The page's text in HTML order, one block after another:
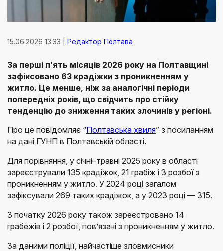
15.06.2026 13:33 | Редактор Полтава
За перші п’ять місяців 2026 року на Полтавщині
зафіксовано 63 крадіжки з проникненням у
житло. Це менше, ніж за аналогічні періоди
попередніх років, що свідчить про стійку
тенденцію до зниження таких злочинів у регіоні.
Про це повідомляє “Полтавська хвиля” з посиланням
на дані ГУНП в Полтавській області.
Для порівняння, у січні–травні 2025 року в області
зареєстрували 135 крадіжок, 21 грабіж і 3 розбої з
проникненням у житло. У 2024 році загалом
зафіксували 269 таких крадіжок, а у 2023 році — 315.
З початку 2026 року також зареєстровано 14
грабежів і 2 розбої, пов’язані з проникненням у житло.
За даними поліції, найчастіше зловмисники